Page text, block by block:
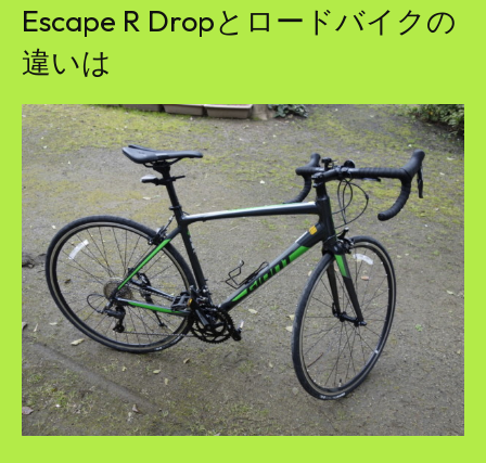
Escape R Dropとロードバイクの
違いは